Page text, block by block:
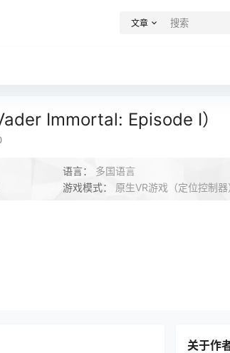
文章
Immortal: Episode I）
语言： 多国语言
游戏模式： 原生VR游戏（定位控制器
关于作